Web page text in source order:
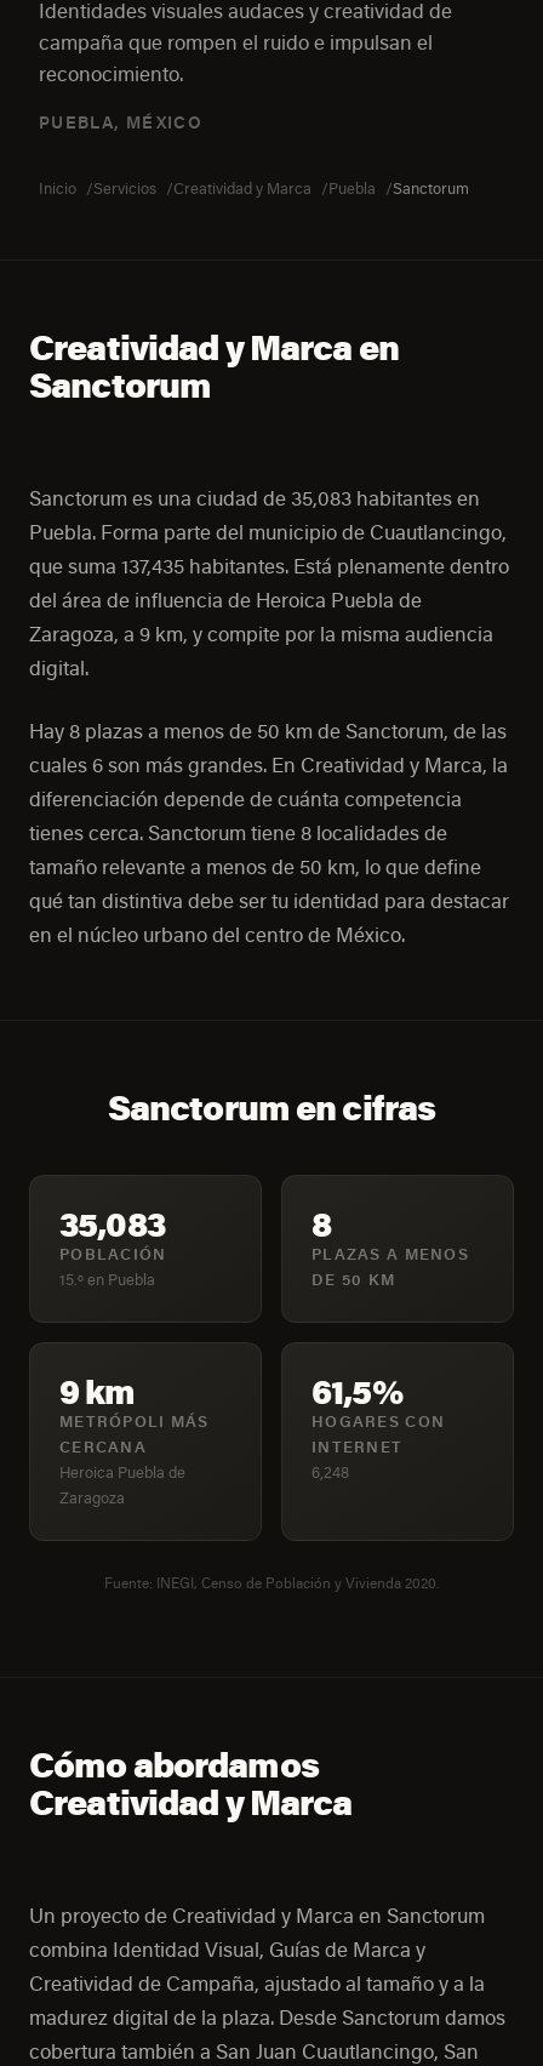
Identidades visuales audaces y creatividad de
campaña que rompen el ruido e impulsan el
reconocimiento.
PUEBLA, MÉXICO
Inicio Servicios Creatividad y Marca Puebla Sanctorum
Creatividad y Marca en
Sanctorum
Sanctorum es una ciudad de 35,083 habitantes en
Puebla. Forma parte del municipio de Cuautlancingo,
que suma 137,435 habitantes. Está plenamente dentro
del área de influencia de Heroica Puebla de
Zaragoza, a 9 km, y compite por la misma audiencia
digital.
Hay 8 plazas a menos de 50 km de Sanctorum, de las
cuales 6 son más grandes. En Creatividad y Marca, la
diferenciación depende de cuánta competencia
tienes cerca. Sanctorum tiene 8 localidades de
tamaño relevante a menos de 50 km, lo que define
qué tan distintiva debe ser tu identidad para destacar
en el núcleo urbano del centro de México.
Sanctorum en cifras
35,083
POBLACIÓN
15.º en Puebla
8
PLAZAS A MENOS
DE 50 KM
9 km
METRÓPOLI MÁS
CERCANA
Heroica Puebla de
Zaragoza
61,5%
HOGARES CON
INTERNET
6,248
Fuente: INEGI, Censo de Población y Vivienda 2020.
Cómo abordamos
Creatividad y Marca
Un proyecto de Creatividad y Marca en Sanctorum
combina Identidad Visual, Guías de Marca y
Creatividad de Campaña, ajustado al tamaño y a la
madurez digital de la plaza. Desde Sanctorum damos
cobertura también a San Juan Cuautlancingo, San